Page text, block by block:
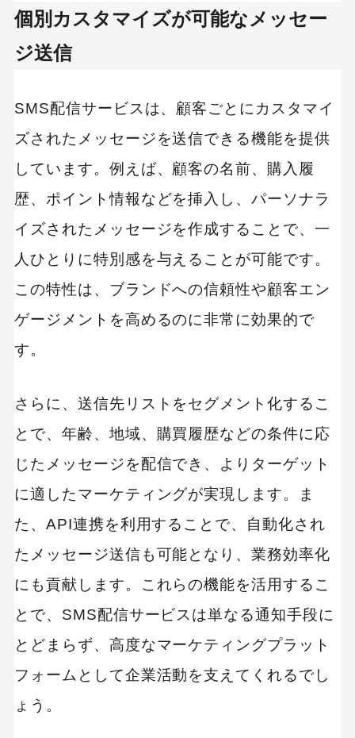
個別カスタマイズが可能なメッセー
ジ送信
SMS配信サービスは、顧客ごとにカスタマイ
ズされたメッセージを送信できる機能を提供
しています。例えば、顧客の名前、購入履
歴、ポイント情報などを挿入し、パーソナラ
イズされたメッセージを作成することで、一
人ひとりに特別感を与えることが可能です。
この特性は、ブランドへの信頼性や顧客エン
ゲージメントを高めるのに非常に効果的で
す。
さらに、送信先リストをセグメント化するこ
とで、年齢、地域、購買履歴などの条件に応
じたメッセージを配信でき、よりターゲット
に適したマーケティングが実現します。ま
た、API連携を利用することで、自動化され
たメッセージ送信も可能となり、業務効率化
にも貢献します。これらの機能を活用するこ
とで、SMS配信サービスは単なる通知手段に
とどまらず、高度なマーケティングプラット
フォームとして企業活動を支えてくれるでし
ょう。